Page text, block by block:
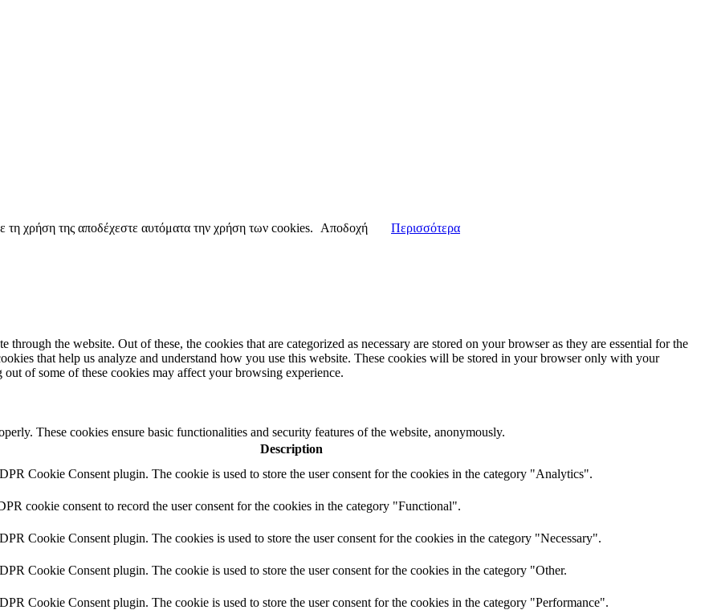
τη χρήση της αποδέχεστε αυτόματα την χρήση των cookies.
Αποδοχή Περισσότερα
the website. Out of these, the cookies that are categorized as necessary are stored on your browser as they are essential for the
that help us analyze and understand how you use this website. These cookies will be stored in your browser only with your
of some of these cookies may affect your browsing experience.
These cookies ensure basic functionalities and security features of the website, anonymously.
Description
Cookie Consent plugin. The cookie is used to store the user consent for the cookies in the category "Analytics".
cookie consent to record the user consent for the cookies in the category "Functional".
Cookie Consent plugin. The cookies is used to store the user consent for the cookies in the category "Necessary".
Cookie Consent plugin. The cookie is used to store the user consent for the cookies in the category "Other.
Cookie Consent plugin. The cookie is used to store the user consent for the cookies in the category "Performance".